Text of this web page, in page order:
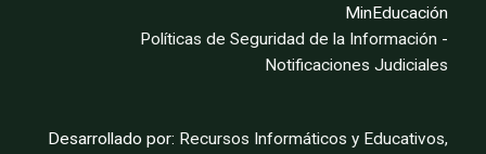
MinEducación
Políticas de Seguridad de la Información -
Notificaciones Judiciales
Desarrollado por: Recursos Informáticos y Educativos,